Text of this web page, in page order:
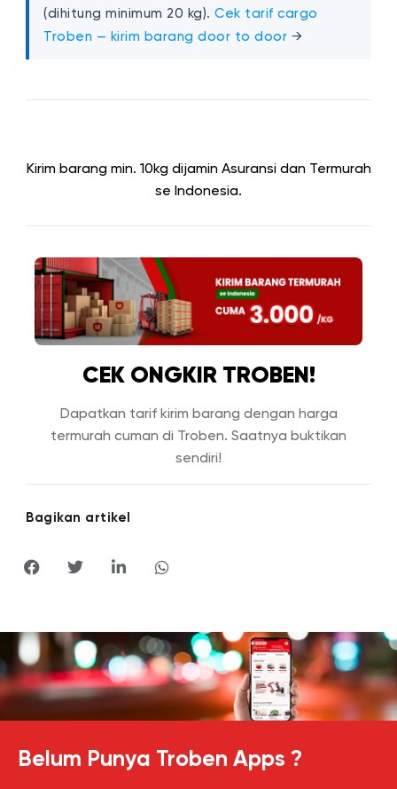
(dihitung minimum 20 kg).Cek tarif cargo
Troben — kirim barang door to door →
Kirim barang min. 10kg dijamin Asuransi dan Termurah
se Indonesia.
CEK ONGKIR TROBEN!
Dapatkan tarif kirim barang dengan harga
termurah cuman di Troben. Saatnya buktikan
sendiri!
Bagikan artikel
Belum Punya Troben Apps ?